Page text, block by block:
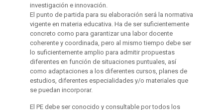
investigación e innovación.
El punto de partida para su elaboración será la normativa
vigente en materia educativa. Ha de ser suficientemente
concreto como para garantizar una labor docente
coherente y coordinada, pero al mismo tiempo debe ser
lo suficientemente amplio para admitir propuestas
diferentes en función de situaciones puntuales, así
como adaptaciones a los diferentes cursos, planes de
estudios, diferentes especialidades y/o materiales que
se puedan incorporar.
El PE debe ser conocido y consultable por todos los